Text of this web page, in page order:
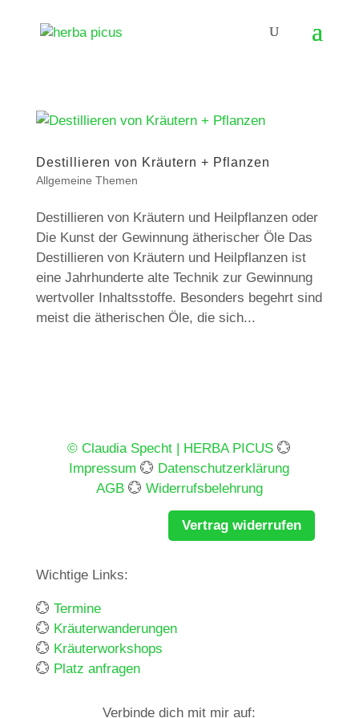
Destillieren von Kräutern + Pflanzen
Allgemeine Themen
Destillieren von Kräutern und Heilpflanzen oder
Die Kunst der Gewinnung ätherischer Öle Das
Destillieren von Kräutern und Heilpflanzen ist
eine Jahrhunderte alte Technik zur Gewinnung
wertvoller Inhaltsstoffe. Besonders begehrt sind
meist die ätherischen Öle, die sich...
© Claudia Specht | HERBA PICUS 💮
Impressum 💮 Datenschutzerklärung
AGB💮 Widerrufsbelehrung
Vertrag widerrufen
Wichtige Links:
💮 Termine
💮 Kräuterwanderungen
💮 Kräuterworkshops
💮 Platz anfragen
Verbinde dich mit mir auf: